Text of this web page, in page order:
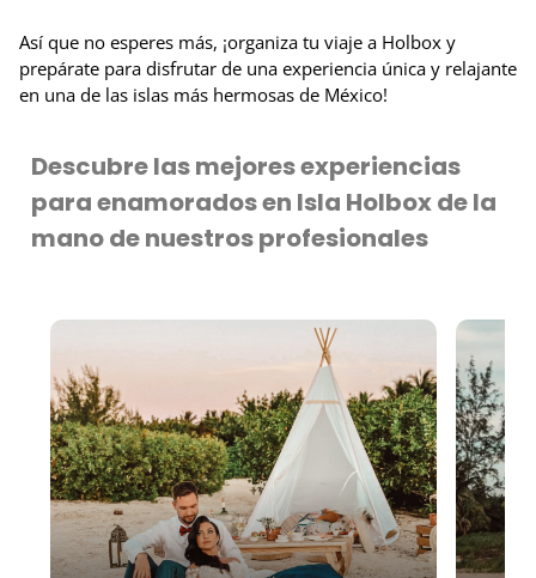
Así que no esperes más, ¡organiza tu viaje a Holbox y
prepárate para disfrutar de una experiencia única y relajante
en una de las islas más hermosas de México!
Descubre las mejores experiencias
para enamorados en Isla Holbox de la
mano de nuestros profesionales